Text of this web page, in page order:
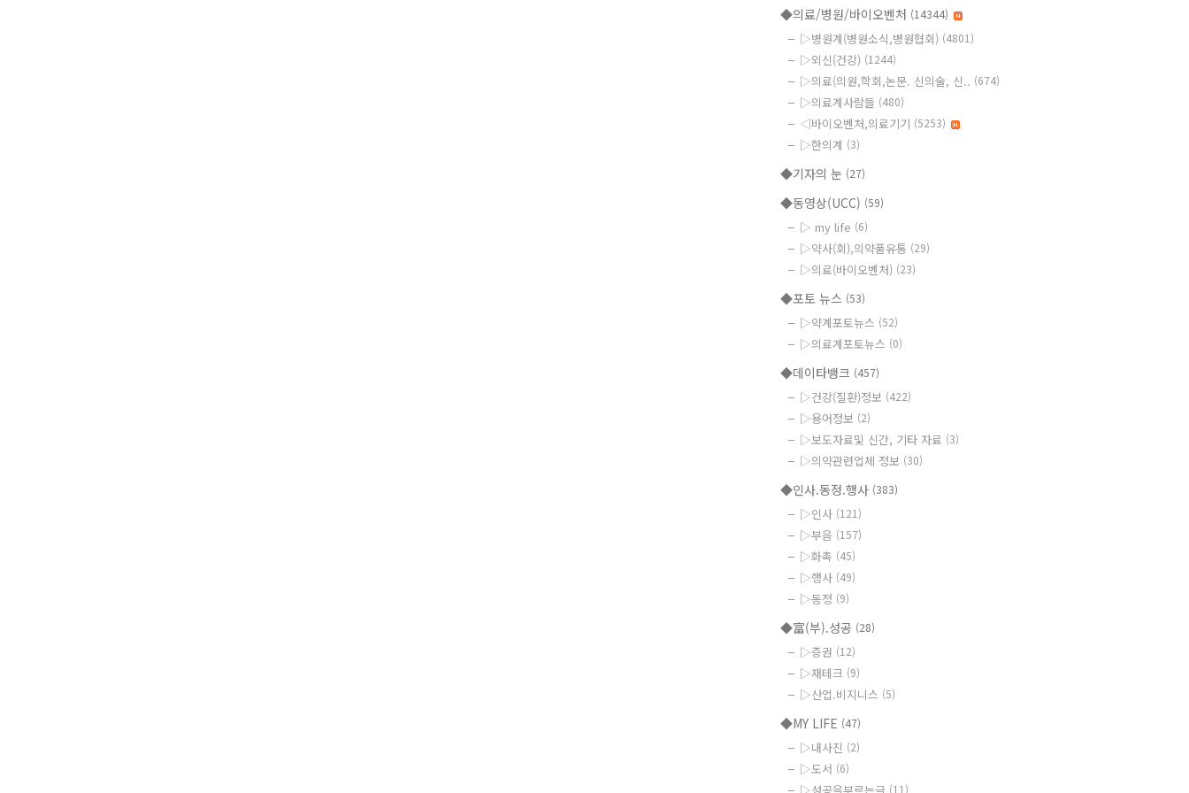
◆의료/병원/바이오벤처 (14344)
▷병원계(병원소식,병원협회) (4801)
▷외신(건강) (1244)
▷의료(의원,학회,논문. 신의술, 신.. (674)
▷의료계사람들 (480)
◁바이오벤처,의료기기 (5253)
▷한의계 (3)
◆기자의 눈 (27)
◆동영상(UCC) (59)
▷ my life (6)
▷약사(회),의약품유통 (29)
▷의료(바이오벤처) (23)
◆포토 뉴스 (53)
▷약계포토뉴스 (52)
▷의료계포토뉴스 (0)
◆데이타뱅크 (457)
▷건강(질환)정보 (422)
▷용어정보 (2)
▷보도자료및 신간, 기타 자료 (3)
▷의약관련업체 정보 (30)
◆인사.동정.행사 (383)
▷인사 (121)
▷부음 (157)
▷화촉 (45)
▷행사 (49)
▷동정 (9)
◆富(부).성공 (28)
▷증권 (12)
▷재테크 (9)
▷산업.비지니스 (5)
◆MY LIFE (47)
▷내사진 (2)
▷도서 (6)
(11)